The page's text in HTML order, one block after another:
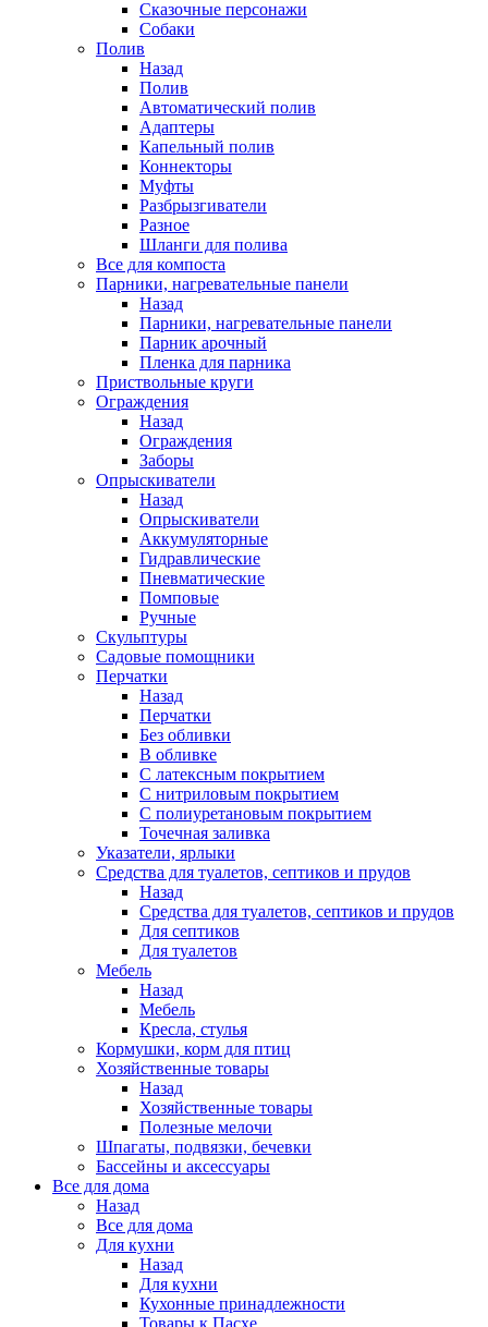
Сказочные персонажи
Собаки
Полив
Назад
Полив
Автоматический полив
Адаптеры
Капельный полив
Коннекторы
Муфты
Разбрызгиватели
Разное
Шланги для полива
Все для компоста
Парники, нагревательные панели
Назад
Парники, нагревательные панели
Парник арочный
Пленка для парника
Приствольные круги
Ограждения
Назад
Ограждения
Заборы
Опрыскиватели
Назад
Опрыскиватели
Аккумуляторные
Гидравлические
Пневматические
Помповые
Ручные
Скульптуры
Садовые помощники
Перчатки
Назад
Перчатки
Без обливки
В обливке
С латексным покрытием
С нитриловым покрытием
С полиуретановым покрытием
Точечная заливка
Указатели, ярлыки
Средства для туалетов, септиков и прудов
Назад
Средства для туалетов, септиков и прудов
Для септиков
Для туалетов
Мебель
Назад
Мебель
Кресла, стулья
Кормушки, корм для птиц
Хозяйственные товары
Назад
Хозяйственные товары
Полезные мелочи
Шпагаты, подвязки, бечевки
Бассейны и аксессуары
Все для дома
Назад
Все для дома
Для кухни
Назад
Для кухни
Кухонные принадлежности
Товары к Пасхе